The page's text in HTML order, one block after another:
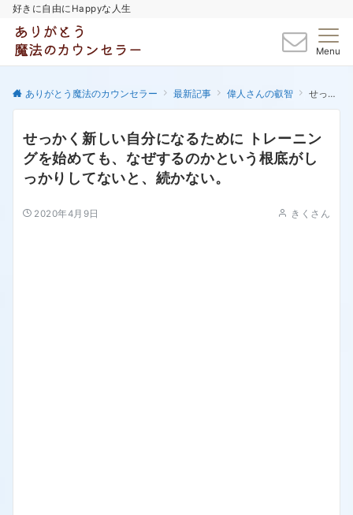
好きに自由にHappyな人生
Menu
ありがとう魔法のカウンセラー 最新記事 偉人さんの叡智 せっかく新しい自分になるために トレーニングを始めても、なぜするのかという根底がしっかりしてないと、続かない。
せっかく新しい自分になるために トレーニン
グを始めても、なぜするのかという根底がし
っかりしてないと、続かない。
2020年4月9日 きくさん